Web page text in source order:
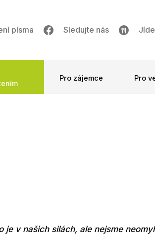
písma Sledujte nás
Pro zájemce Pro
je v našich silách, ale nejsme